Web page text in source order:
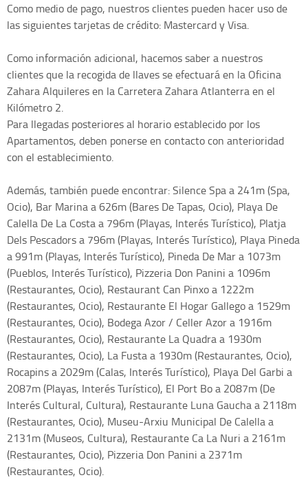
Como medio de pago, nuestros clientes pueden hacer uso de
las siguientes tarjetas de crédito: Mastercard y Visa.
Como información adicional, hacemos saber a nuestros
clientes que la recogida de llaves se efectuará en la Oficina
Zahara Alquileres en la Carretera Zahara Atlanterra en el
Kilómetro 2.
Para llegadas posteriores al horario establecido por los
Apartamentos, deben ponerse en contacto con anterioridad
con el establecimiento.
Además, también puede encontrar: Silence Spa a 241m (Spa,
Ocio), Bar Marina a 626m (Bares De Tapas, Ocio), Playa De
Calella De La Costa a 796m (Playas, Interés Turístico), Platja
Dels Pescadors a 796m (Playas, Interés Turístico), Playa Pineda
a 991m (Playas, Interés Turístico), Pineda De Mar a 1073m
(Pueblos, Interés Turístico), Pizzeria Don Panini a 1096m
(Restaurantes, Ocio), Restaurant Can Pinxo a 1222m
(Restaurantes, Ocio), Restaurante El Hogar Gallego a 1529m
(Restaurantes, Ocio), Bodega Azor / Celler Azor a 1916m
(Restaurantes, Ocio), Restaurante La Quadra a 1930m
(Restaurantes, Ocio), La Fusta a 1930m (Restaurantes, Ocio),
Rocapins a 2029m (Calas, Interés Turístico), Playa Del Garbi a
2087m (Playas, Interés Turístico), El Port Bo a 2087m (De
Interés Cultural, Cultura), Restaurante Luna Gaucha a 2118m
(Restaurantes, Ocio), Museu-Arxiu Municipal De Calella a
2131m (Museos, Cultura), Restaurante Ca La Nuri a 2161m
(Restaurantes, Ocio), Pizzeria Don Panini a 2371m
(Restaurantes, Ocio).